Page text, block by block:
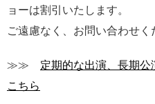
ョーは割引いたします。
ご遠慮なく、お問い合わせく
≫≫ 定期的な出演、長期
こちら